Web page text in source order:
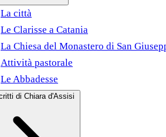
La città
Le Clarisse a Catania
La Chiesa del Monastero di San
Attività pastorale
Le Abbadesse